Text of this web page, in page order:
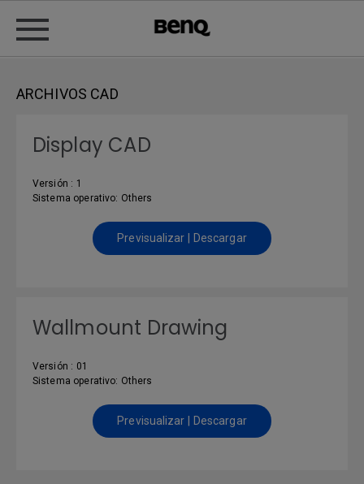
ARCHIVOS CAD
Display CAD
Versión : 1
Sistema operativo: Others
Previsualizar | Descargar
Wallmount Drawing
Versión : 01
Sistema operativo: Others
Previsualizar | Descargar